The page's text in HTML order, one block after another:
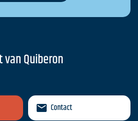
Quiberon
Contact